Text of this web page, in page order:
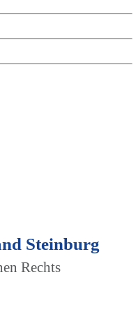
Steinburg
Rechts